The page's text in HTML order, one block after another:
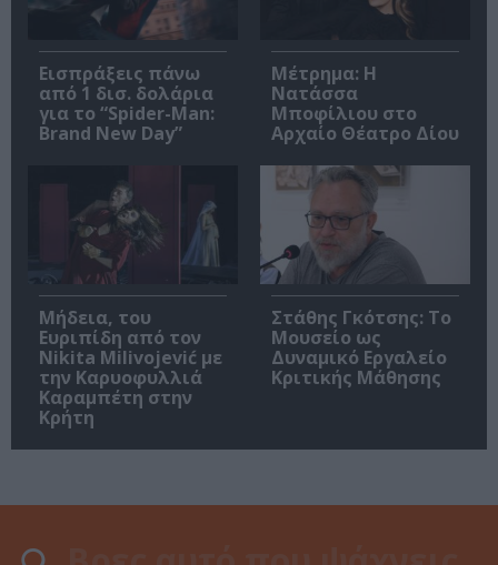
Εισπράξεις πάνω
από 1 δισ. δολάρια
για το “Spider-Man:
Brand New Day”
Μέτρημα: Η
Νατάσσα
Μποφίλιου στο
Αρχαίο Θέατρο Δίου
Μήδεια, του
Ευριπίδη από τον
Nikita Milivojević με
την Καρυοφυλλιά
Καραμπέτη στην
Κρήτη
Στάθης Γκότσης: Το
Μουσείο ως
Δυναμικό Εργαλείο
Κριτικής Μάθησης